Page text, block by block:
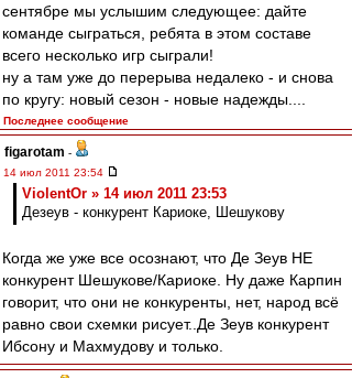
сентябре мы услышим следующее: дайте
команде сыграться, ребята в этом составе
всего несколько игр сыграли!
ну а там уже до перерыва недалеко - и снова
по кругу: новый сезон - новые надежды....
Последнее сообщение
figarotam -
14 июл 2011 23:54
ViolentOr » 14 июл 2011 23:53
Дезеув - конкурент Кариоке, Шешукову
Когда же уже все осознают, что Де Зеув НЕ
конкурент Шешукове/Кариоке. Ну даже Карпин
говорит, что они не конкуренты, нет, народ всё
равно свои схемки рисует..Де Зеув конкурент
Ибсону и Махмудову и только.